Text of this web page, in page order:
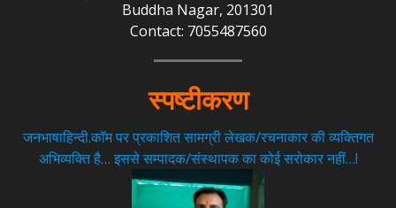
Buddha Nagar, 201301
Contact: 7055487560
स्पष्टीकरण
जनभाषाहिन्दी.कॉम पर प्रकाशित सामग्री लेखक/रचनाकार की व्यक्तिगत
अभिव्यक्ति है… इससे सम्पादक/संस्थापक का कोई सरोकार नहीं…!